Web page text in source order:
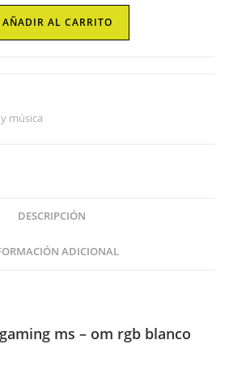
AÑADIR AL CARRITO
música
DESCRIPCIÓN
ADICIONAL
ms – om rgb blanco